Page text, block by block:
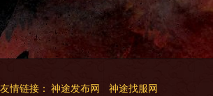
友情链接： 神途发布网 神途找服网